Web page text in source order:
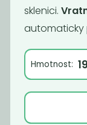
sklenici.
automaticky
Hmotnost: